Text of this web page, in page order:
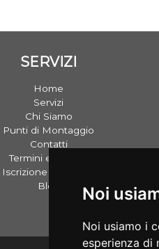
Noi
Noi usiamo i
esperienza di
SERVIZI
Home
Servizi
Chi Siamo
Punti di Montaggio
Contatti
Termini e Privacy
Iscrizione Gommisti
Blog